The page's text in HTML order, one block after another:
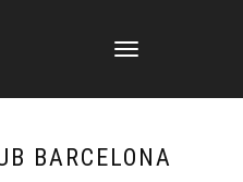
CAMBIAR
BARCELONA